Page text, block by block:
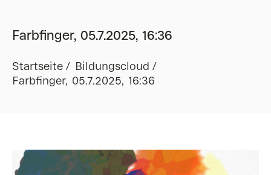
Farbfinger, 05.7.2025, 16:36
Startseite
Bildungscloud
Farbfinger, 05.7.2025, 16:36